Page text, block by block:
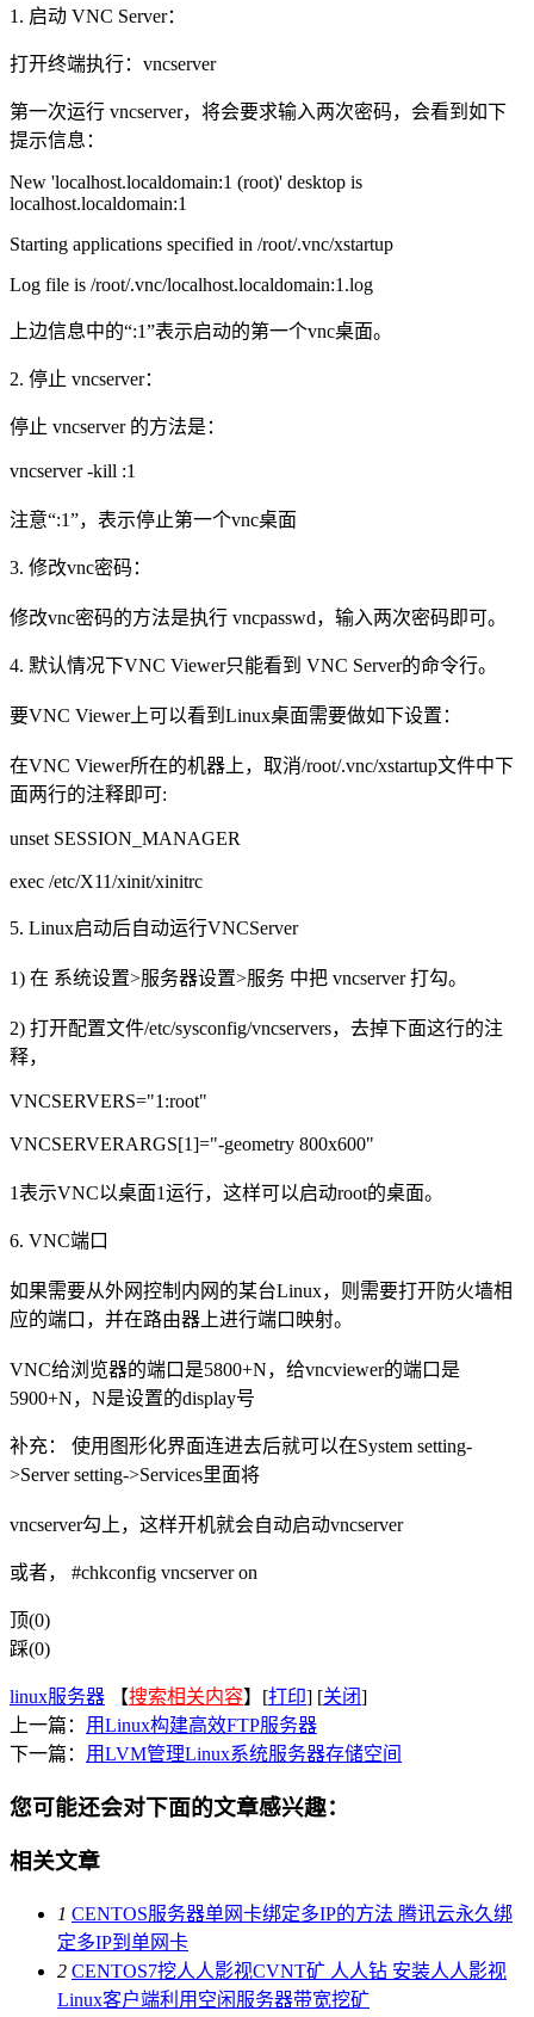
1. 启动 VNC Server：
打开终端执行：vncserver
第一次运行 vncserver，将会要求输入两次密码，会看到如下
提示信息：
New 'localhost.localdomain:1 (root)' desktop is
localhost.localdomain:1
Starting applications specified in /root/.vnc/xstartup
Log file is /root/.vnc/localhost.localdomain:1.log
上边信息中的“:1”表示启动的第一个vnc桌面。
2. 停止 vncserver：
停止 vncserver 的方法是：
vncserver -kill :1
注意“:1”，表示停止第一个vnc桌面
3. 修改vnc密码：
修改vnc密码的方法是执行 vncpasswd，输入两次密码即可。
4. 默认情况下VNC Viewer只能看到 VNC Server的命令行。
要VNC Viewer上可以看到Linux桌面需要做如下设置：
在VNC Viewer所在的机器上，取消/root/.vnc/xstartup文件中下
面两行的注释即可:
unset SESSION_MANAGER
exec /etc/X11/xinit/xinitrc
5. Linux启动后自动运行VNCServer
1) 在 系统设置>服务器设置>服务 中把 vncserver 打勾。
2) 打开配置文件/etc/sysconfig/vncservers，去掉下面这行的注
释，
VNCSERVERS="1:root"
VNCSERVERARGS[1]="-geometry 800x600"
1表示VNC以桌面1运行，这样可以启动root的桌面。
6. VNC端口
如果需要从外网控制内网的某台Linux，则需要打开防火墙相
应的端口，并在路由器上进行端口映射。
VNC给浏览器的端口是5800+N，给vncviewer的端口是
5900+N，N是设置的display号
补充： 使用图形化界面连进去后就可以在System setting-
>Server setting->Services里面将
vncserver勾上，这样开机就会自动启动vncserver
或者， #chkconfig vncserver on
顶(0)
踩(0)
linux服务器 【搜索相关内容】[打印] [关闭]
上一篇： 用Linux构建高效FTP服务器
下一篇： 用LVM管理Linux系统服务器存储空间
您可能还会对下面的文章感兴趣：
相关文章
1 CENTOS服务器单网卡绑定多IP的方法 腾讯云永久绑
定多IP到单网卡
2 CENTOS7挖人人影视CVNT矿 人人钻 安装人人影视
Linux客户端利用空闲服务器带宽挖矿